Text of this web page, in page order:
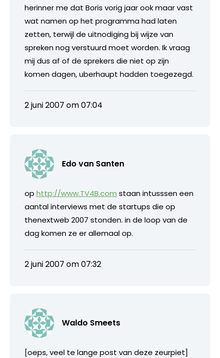
herinner me dat Boris vorig jaar ook maar vast
wat namen op het programma had laten
zetten, terwijl de uitnodiging bij wijze van
spreken nog verstuurd moet worden. Ik vraag
mij dus af of de sprekers die niet op zijn
komen dagen, uberhaupt hadden toegezegd.
2 juni 2007 om 07:04
Edo van Santen
op http://www.TV4B.com staan intusssen een
aantal interviews met de startups die op
thenextweb 2007 stonden. in de loop van de
dag komen ze er allemaal op.
2 juni 2007 om 07:32
Waldo Smeets
[oeps, veel te lange post van deze zeurpiet]